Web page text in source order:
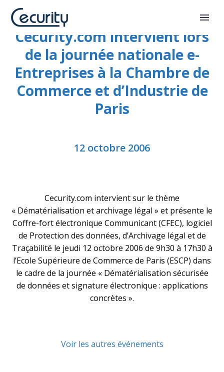
Cecurity.com intervient lors
de la journée nationale e-
Entreprises à la Chambre de
Commerce et d’Industrie de
Paris
12 octobre 2006
Cecurity.com intervient sur le thème
« Dématérialisation et archivage légal » et présente le
Coffre-fort électronique Communicant (CFEC), logiciel
de Protection des données, d’Archivage légal et de
Traçabilité le jeudi 12 octobre 2006 de 9h30 à 17h30 à
l’Ecole Supérieure de Commerce de Paris (ESCP) dans
le cadre de la journée « Dématérialisation sécurisée
de données et signature électronique : applications
concrètes ».
Voir les autres événements